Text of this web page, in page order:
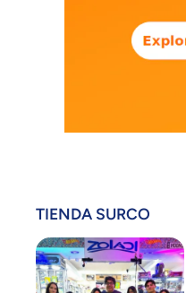
TIENDA SURCO